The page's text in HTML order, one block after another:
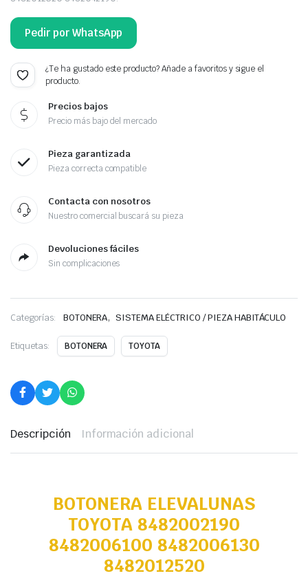
Pedir por WhatsApp
¿Te ha gustado este producto? Añade a favoritos y sigue el
producto.
Precios bajos
Precio más bajo del mercado
Pieza garantizada
Pieza correcta compatible
Contacta con nosotros
Nuestro comercial buscará su pieza
Devoluciones fáciles
Sin complicaciones
Categorías: BOTONERA, SISTEMA ELÉCTRICO / PIEZA HABITÁCULO
Etiquetas: BOTONERA TOYOTA
Descripción Información adicional
BOTONERA ELEVALUNAS
TOYOTA 8482002190
8482006100 8482006130
8482012520